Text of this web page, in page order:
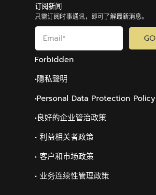
订阅新闻
只需订阅时事通讯，即可了解最新消息。
GO
Forbidden
•隱私聲明
•Personal Data Protection Policy
•良好的企业管治政策
• 利益相关者政策
• 客户和市场政策
• 业务连续性管理政策